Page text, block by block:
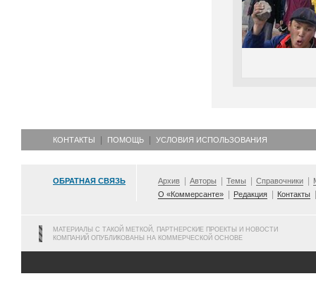
КОНТАКТЫ ПОМОЩЬ УСЛОВИЯ ИСПОЛЬЗОВАНИЯ
ОБРАТНАЯ СВЯЗЬ Архив Авторы Темы Справочники
О «Коммерсанте»
Редакция Контакты
МАТЕРИАЛЫ С ТАКОЙ МЕТКОЙ, ПАРТНЕРСКИЕ ПРОЕКТЫ И НОВОСТИ
КОМПАНИЙ ОПУБЛИКОВАНЫ НА КОММЕРЧЕСКОЙ ОСНОВЕ